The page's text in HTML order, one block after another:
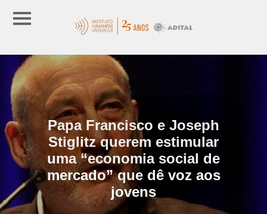
Papa Francisco e Joseph
Stiglitz querem estimular
uma “economia social de
mercado” que dê voz aos
jovens